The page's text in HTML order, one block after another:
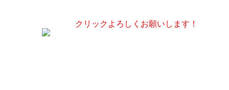
クリックよろしくお願いします！